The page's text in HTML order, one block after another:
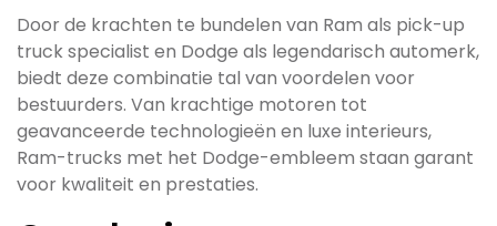
Door de krachten te bundelen van Ram als pick-up
truck specialist en Dodge als legendarisch automerk,
biedt deze combinatie tal van voordelen voor
bestuurders. Van krachtige motoren tot
geavanceerde technologieën en luxe interieurs,
Ram-trucks met het Dodge-embleem staan garant
voor kwaliteit en prestaties.